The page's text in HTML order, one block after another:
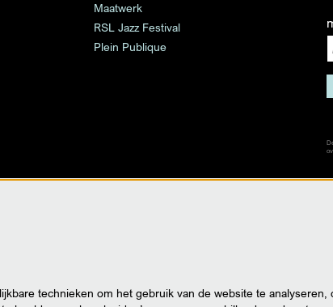
Maatwerk
RSL Jazz Festival
Plein Publique
technieken om het gebruik van de website te analyseren,